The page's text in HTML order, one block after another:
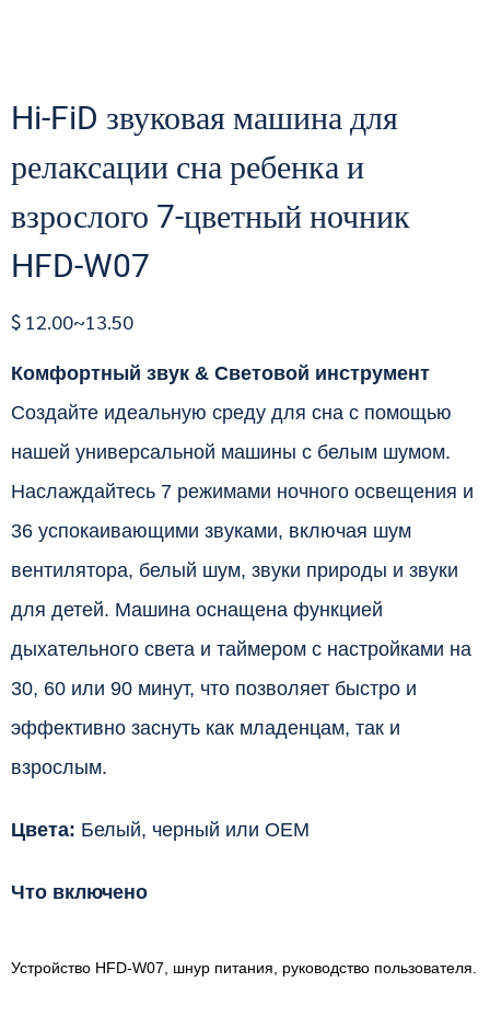
Hi-FiD звуковая машина для
релаксации сна ребенка и
взрослого 7-цветный ночник
HFD-W07
$ 12.00~13.50
Комфортный звук & Световой инструмент
Создайте идеальную среду для сна с помощью
нашей универсальной машины с белым шумом.
Наслаждайтесь 7 режимами ночного освещения и
36 успокаивающими звуками, включая шум
вентилятора, белый шум, звуки природы и звуки
для детей. Машина оснащена функцией
дыхательного света и таймером с настройками на
30, 60 или 90 минут, что позволяет быстро и
эффективно заснуть как младенцам, так и
взрослым.
Цвета: Белый, черный или OEM
Что включено
Устройство HFD-W07, шнур питания, руководство пользователя.